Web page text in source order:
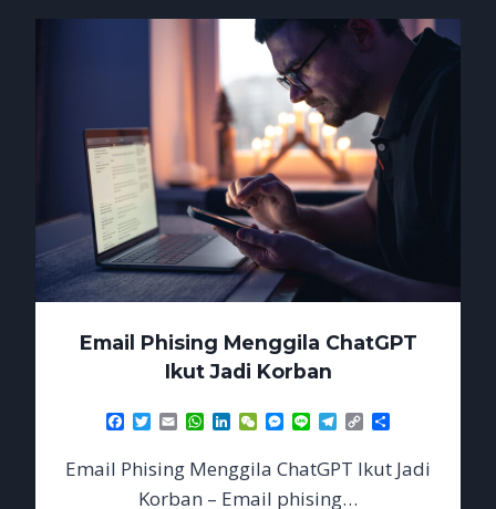
SESI
LOGIN
Email Phising Menggila ChatGPT
Ikut Jadi Korban
Facebook
TwitterEmailWhatsApp
LinkedIn
WeChatMessenger
Line Telegram
Copy
Link
Email Phising Menggila ChatGPT Ikut Jadi
Korban – Email phising…